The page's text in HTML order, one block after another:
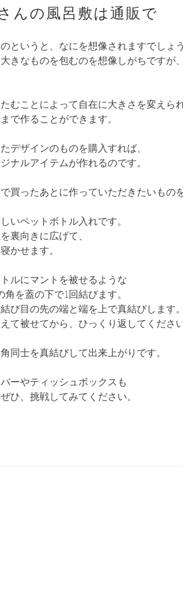
んの風呂敷は通販で
というと、なにを想像されますでしょう
きなものを包むのを想像しがちですが
むことによって自在に大きさを変えら
で作ることができます。
デザインのものを購入すれば、
ナルアイテムが作れるのです。
買ったあとに作っていただきたいもの
いペットボトル入れです。
裏向きに広げて、
かせます。
ルにマントを被せるような
を蓋の下で1回結びます。
び目の先の端と端を上で真結びします。
て被せてから、ひっくり返してください
同士を真結びして出来上がりです。
ーやティッシュボックスも
ひ、挑戦してみてください。